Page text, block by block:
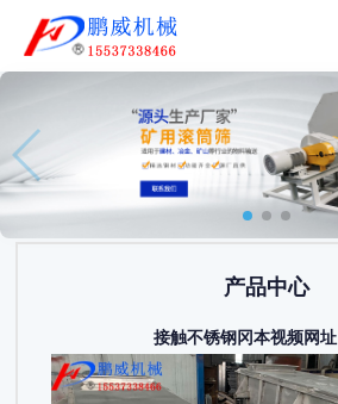
产品中心
接触不锈钢冈本视频网址